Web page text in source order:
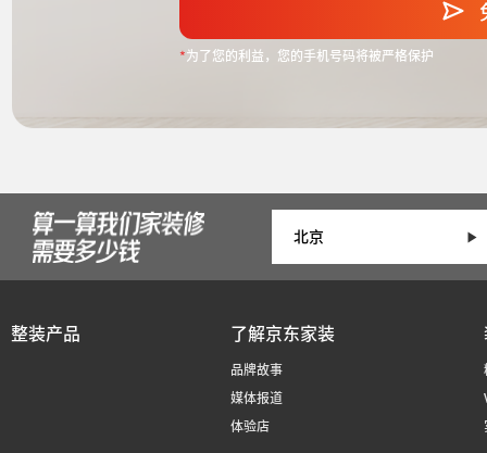
*为了您的利益，您的手机号码将被严格保护
整装产品 了解京东家装
品牌故事
媒体报道
体验店